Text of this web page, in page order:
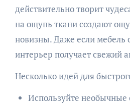
действительно творит
на ощупь ткани создают
новизны. Даже если мебель
интерьер получает свежий
Несколько идей для
Используйте необычные